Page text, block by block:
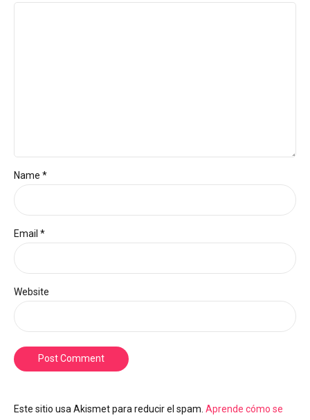
Name *
Email *
Website
Post Comment
Este sitio usa Akismet para reducir el spam. Aprende cómo se